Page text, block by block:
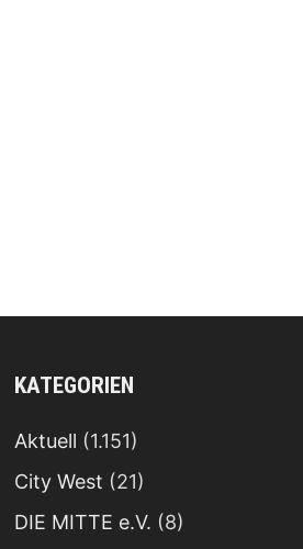
KATEGORIEN
Aktuell (1.151)
City West (21)
DIE MITTE e.V. (8)